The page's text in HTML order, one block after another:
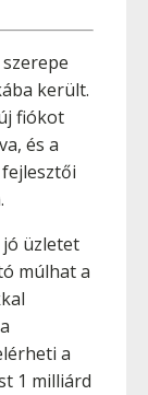
került.
fiókot
és a
jó üzletet
múlhat a
a
1 milliárd